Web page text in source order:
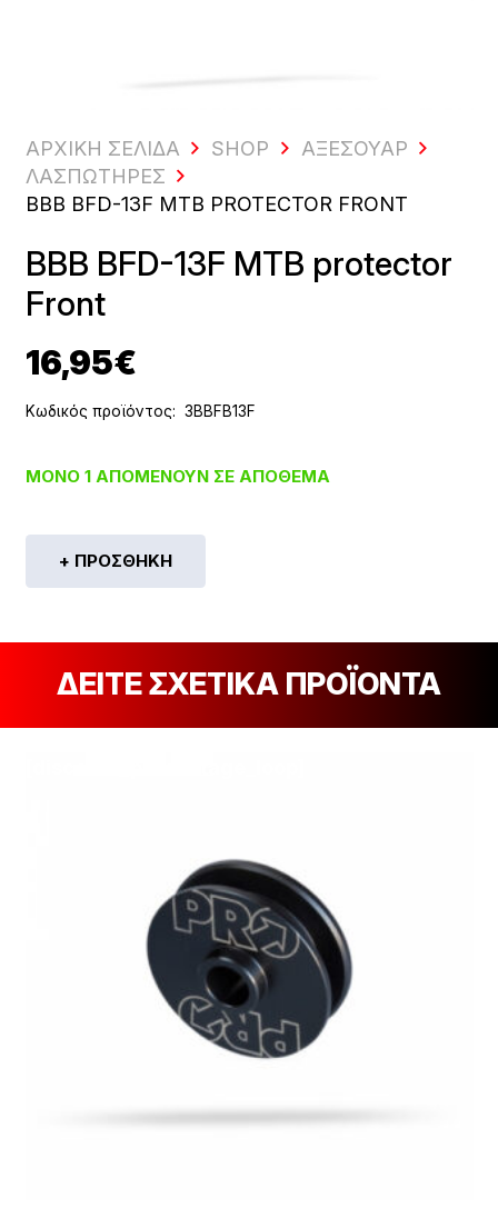
ΑΡΧΙΚΗ ΣΕΛΙΔΑ SHOP
ΑΞΕΣΟΥΆΡ
ΛΑΣΠΩΤΉΡΕΣ
BBB BFD-13F MTB PROTECTOR FRONT
BBB BFD-13F MTB protector
Front
16,95€
Κωδικός προϊόντος: 3BBFB13F
ΜΌΝΟ 1 ΑΠΟΜΈΝΟΥΝ ΣΕ ΑΠΌΘΕΜΑ
+ ΠΡΟΣΘΉΚΗ
ΔΕΙΤΕ ΣΧΕΤΙΚΑ ΠΡΟΪΟΝΤΑ